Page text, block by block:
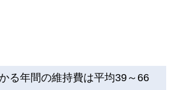
る年間の維持費は平均39～66